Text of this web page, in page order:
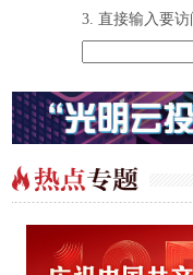
直接输入要